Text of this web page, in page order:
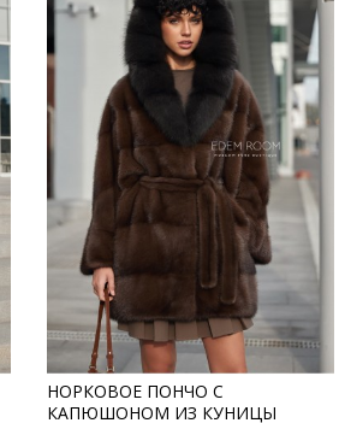
НОРКОВОЕ ПОНЧО С
КАПЮШОНОМ ИЗ КУНИЦЫ